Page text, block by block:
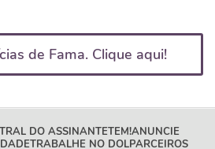
de Fama. Clique aqui!
DO ASSINANTETEM!ANUNCIE
TRABALHE NO DOLPARCEIROS